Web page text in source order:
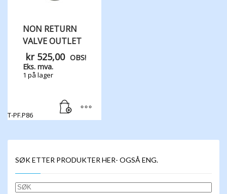
NON RETURN
VALVE OUTLET
kr525,00 OBS!
Eks. mva.
1 på lager
T-PF.P86
SØK ETTER PRODUKTER HER- OGSÅ ENG.
SØK